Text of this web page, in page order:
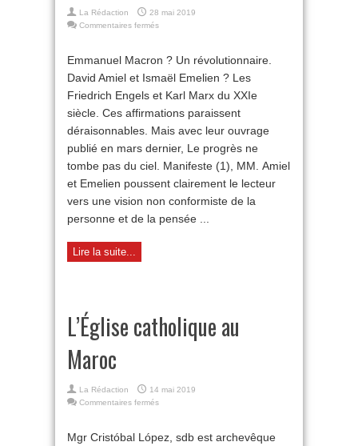
La Rédaction
28 mai 2019
Commentaires ferméssur
que
le
Emmanuel Macron ? Un révolutionnaire.
David Amiel et Ismaël Emelien ? Les
Friedrich Engels et Karl Marx du XXIe
siècle. Ces affirmations paraissent
déraisonnables. Mais avec leur ouvrage
publié en mars dernier, Le progrès ne
tombe pas du ciel. Manifeste (1), MM. Amiel
et Emelien poussent clairement le lecteur
vers une vision non conformiste de la
personne et de la pensée ...
Lire la suite...
L’Église catholique au
Maroc
La Rédaction
14 mai 2019
Commentaires ferméssur
au
Mgr Cristóbal López, sdb est archevêque